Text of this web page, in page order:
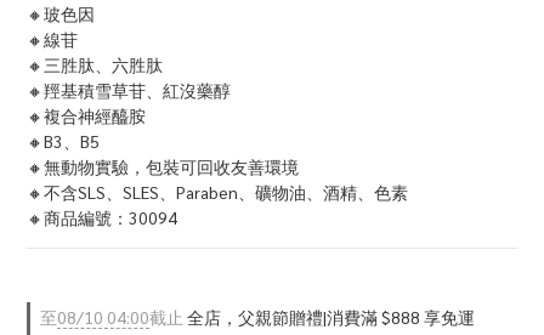
🔸玻色因
🔸線苷
🔸三胜肽、六胜肽
🔸羥基積雪草苷、紅沒藥醇
🔸複合神經醯胺
🔸B3、B5
🔸無動物實驗，包裝可回收友善環境
🔸不含SLS、SLES、Paraben、礦物油、酒精、色素
🔸商品編號：30094
至08/10 04:00截止 全店，父親節贈禮|消費滿 $888 享免運